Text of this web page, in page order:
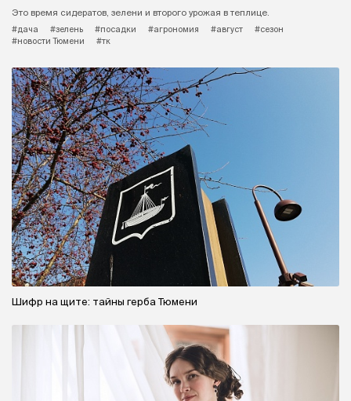
Это время сидератов, зелени и второго урожая в теплице.
#дача
#зелень #посадки #агрономия #август
#сезон
#новости Тюмени
#тк
Шифр на щите: тайны герба Тюмени